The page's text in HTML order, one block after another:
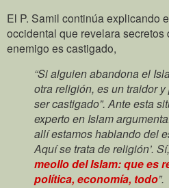
El P. Samil continúa explicando
occidental que revelara secretos
enemigo es castigado,
“Si alguien abandona el
otra religión, es un traidor
ser castigado”. Ante esta
experto en Islam
allí estamos hablando del
Aquí se trata de religión’.
meollo del Islam: que es
política, economía, todo”.